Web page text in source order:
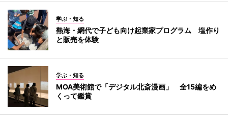
学ぶ・知る
熱海・網代で子ども向け起業家プログラム 塩作り
と販売を体験
学ぶ・知る
MOA美術館で「デジタル北斎漫画」 全15編をめ
くって鑑賞